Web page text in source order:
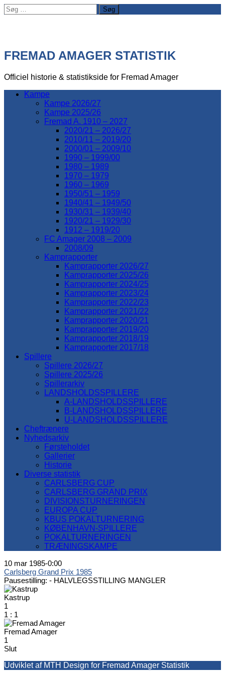
Søg
efter:
FREMAD AMAGER STATISTIK
Officiel historie & statistikside for Fremad Amager
Kampe
Kampe 2026/27
Kampe 2025/26
Fremad A. 1910 – 2027
2020/21 – 2026/27
2010/11 – 2019/20
2000/01 – 2009/10
1990 – 1999/00
1980 – 1989
1970 – 1979
1960 – 1969
1950/51 – 1959
1940/41 – 1949/50
1930/31 – 1939/40
1920/21 – 1929/30
1912 – 1919/20
FC Amager 2008 – 2009
2008/09
Kamprapporter
Kamprapporter 2026/27
Kamprapporter 2025/26
Kamprapporter 2024/25
Kamprapporter 2023/24
Kamprapporter 2022/23
Kamprapporter 2021/22
Kamprapporter 2020/21
Kamprapporter 2019/20
Kamprapporter 2018/19
Kamprapporter 2017/18
Spillere
Spillere 2026/27
Spillere 2025/26
Spillerarkiv
LANDSHOLDSSPILLERE
A-LANDSHOLDSSPILLERE
B-LANDSHOLDSSPILLERE
U-LANDSHOLDSSPILLERE
Cheftrænere
Nyhedsarkiv
Førsteholdet
Gallerier
Historie
Diverse statistik
CARLSBERG CUP
CARLSBERG GRAND PRIX
DIVISIONSTURNERINGEN
EUROPA CUP
KBUS POKALTURNERING
KØBENHAVN-SPILLERE
POKALTURNERINGEN
TRÆNINGSKAMPE
10 mar 1985-0:00
Carlsberg Grand Prix 1985
Pausestilling: - HALVLEGSSTILLING MANGLER
Kastrup
1
1 : 1
Fremad Amager
1
Slut
Udviklet af MTH Design for Fremad Amager Statistik